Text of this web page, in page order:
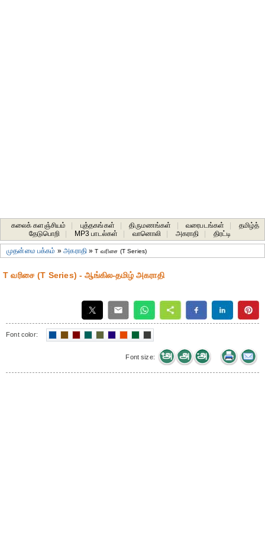
கலைக் களஞ்சியம் புத்தகங்கள் திருமணங்கள் வரைபடங்கள்
தமிழ்த்
தேடுபொறி
MP3 பாடல்கள் வானொலி அகராதி திரட்டி
முதன்மை பக்கம் »அகராதி»T வரிசை (T Series)
T வரிசை (T Series) - ஆங்கில-தமிழ் அகராதி
Font color:
Font size: